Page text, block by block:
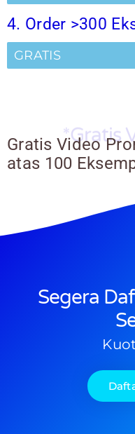
4. Order >300
GRATIS
*Gratis
Gratis Video
atas 100
Segera